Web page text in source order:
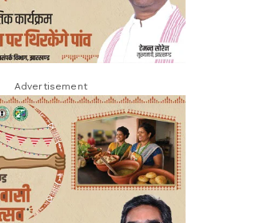
Advertisement